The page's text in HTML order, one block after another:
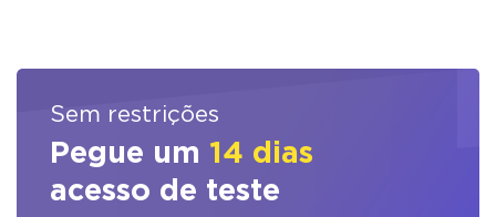
Sem restrições
Pegue um 14 dias
acesso de teste